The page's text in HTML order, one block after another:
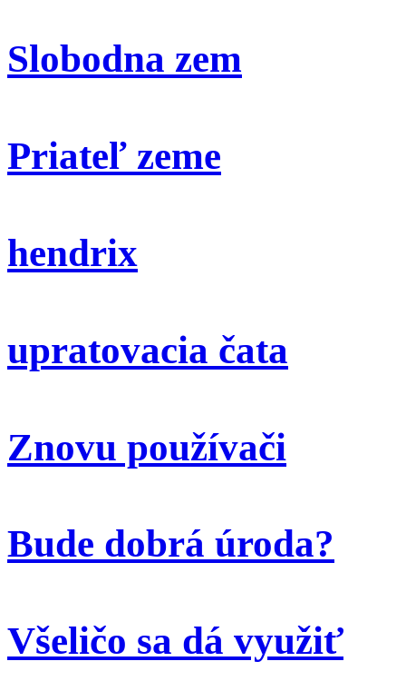
Slobodna zem
Priateľ zeme
hendrix
upratovacia čata
Znovu používači
Bude dobrá úroda?
Všeličo sa dá využiť